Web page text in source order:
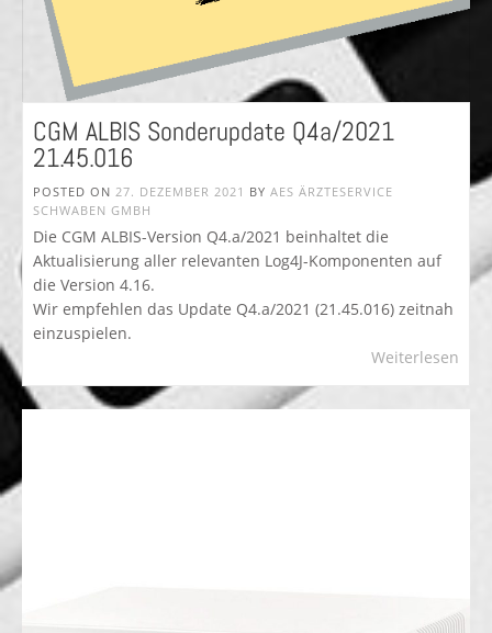
CGM ALBIS Sonderupdate Q4a/2021
21.45.016
POSTED ON 27. DEZEMBER 2021 BY AES ÄRZTESERVICE
SCHWABEN GMBH
Die CGM ALBIS-Version Q4.a/2021 beinhaltet die
Aktualisierung aller relevanten Log4J-Komponenten auf
die Version 4.16.
Wir empfehlen das Update Q4.a/2021 (21.45.016) zeitnah
einzuspielen.
Weiterlesen